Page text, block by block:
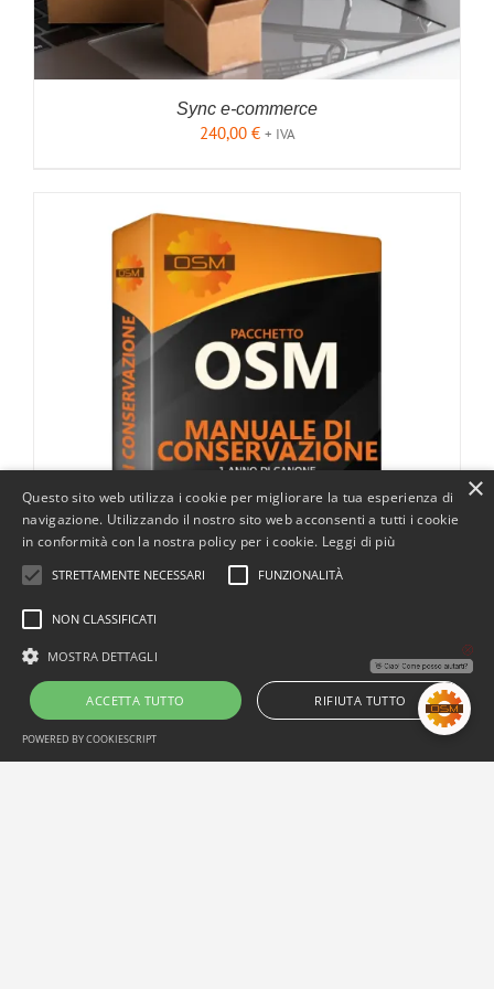
DEL
PRODOTTO
AGGIUNGI AL CARRELLO
Sync e-commerce
240,00 € + IVA
Manuale di conservazione digitale
👋 Ciao! Come posso aiutarti?
×
Questo sito web utilizza i cookie per migliorare la tua esperienza di
navigazione. Utilizzando il nostro sito web acconsenti a tutti i cookie
in conformità con la nostra policy per i cookie. Leggi di più
STRETTAMENTE NECESSARI FUNZIONALITÀ
NON CLASSIFICATI
MOSTRA DETTAGLI
ACCETTA TUTTO RIFIUTA TUTTO
POWERED BY COOKIESCRIPT